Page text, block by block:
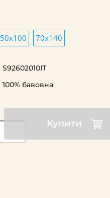
50х100 70x140
Купити
S92602010ІТ
100% бавовна